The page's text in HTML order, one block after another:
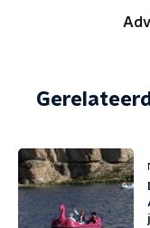
Gerelateerd